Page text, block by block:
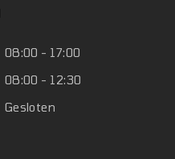
08:00 - 17:00
08:00 - 12:30
Gesloten